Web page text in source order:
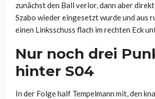
zunächst den Ball verlor, dann aber
Szabo wieder eingesetzt wurde und aus
einen Linksschuss flach im rechten Eck
Nur noch drei
hinter S04
In der Folge half Tempelmann mit, den